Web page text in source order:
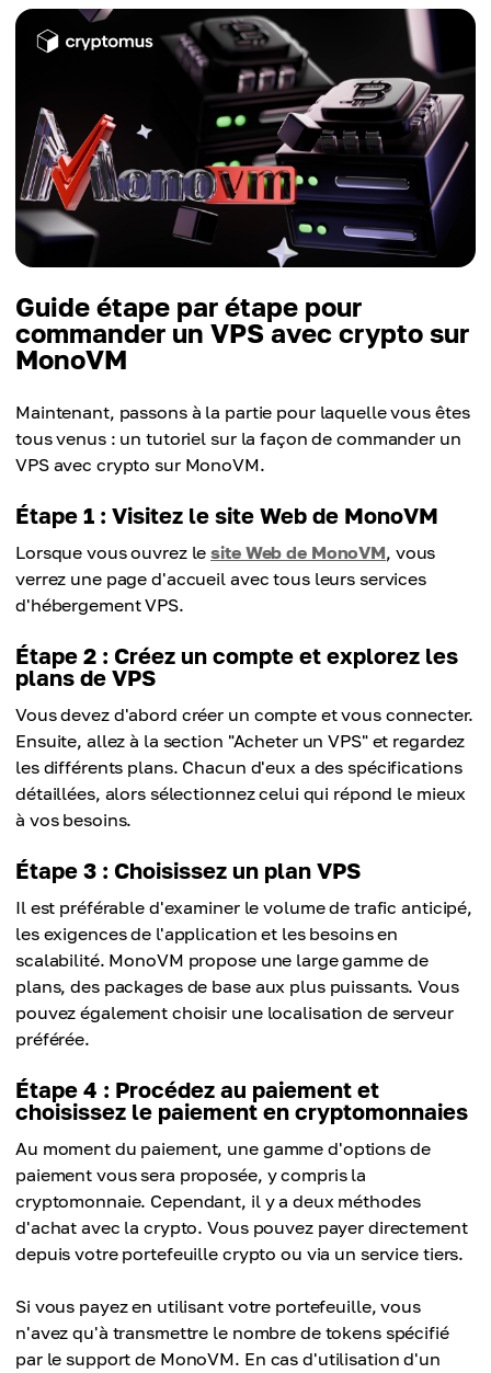
Guide étape par étape pour
commander un VPS avec crypto sur
MonoVM
Maintenant, passons à la partie pour laquelle vous êtes
tous venus : un tutoriel sur la façon de commander un
VPS avec crypto sur MonoVM.
Étape 1 : Visitez le site Web de MonoVM
Lorsque vous ouvrez lesite Web de MonoVM, vous
verrez une page d'accueil avec tous leurs services
d'hébergement VPS.
Étape 2 : Créez un compte et explorez les
plans de VPS
Vous devez d'abord créer un compte et vous connecter.
Ensuite, allez à la section "Acheter un VPS" et regardez
les différents plans. Chacun d'eux a des spécifications
détaillées, alors sélectionnez celui qui répond le mieux
à vos besoins.
Étape 3 : Choisissez un plan VPS
Il est préférable d'examiner le volume de trafic anticipé,
les exigences de l'application et les besoins en
scalabilité. MonoVM propose une large gamme de
plans, des packages de base aux plus puissants. Vous
pouvez également choisir une localisation de serveur
préférée.
Étape 4 : Procédez au paiement et
choisissez le paiement en cryptomonnaies
Au moment du paiement, une gamme d'options de
paiement vous sera proposée, y compris la
cryptomonnaie. Cependant, il y a deux méthodes
d'achat avec la crypto. Vous pouvez payer directement
depuis votre portefeuille crypto ou via un service tiers.
Si vous payez en utilisant votre portefeuille, vous
n'avez qu'à transmettre le nombre de tokens spécifié
par le support de MonoVM. En cas d'utilisation d'un